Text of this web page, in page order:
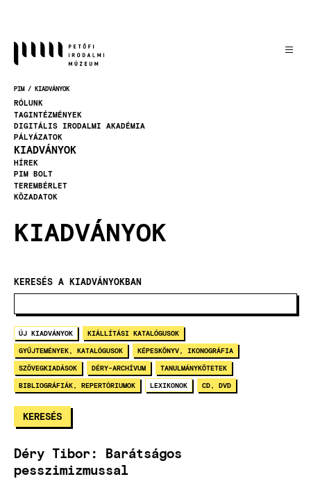
MORZSA
PIM KIADVÁNYOK
RÓLUNK
TAGINTÉZMÉNYEK
DIGITÁLIS IRODALMI AKADÉMIA
PÁLYÁZATOK
KIADVÁNYOK
HÍREK
PIM BOLT
TEREMBÉRLET
KÖZADATOK
KIADVÁNYOK
KERESÉS A KIADVÁNYOKBAN
ÚJ KIADVÁNYOK KIÁLLÍTÁSI KATALÓGUSOK
GYŰJTEMÉNYEK, KATALÓGUSOK KÉPESKÖNYV, IKONOGRÁFIA
SZÖVEGKIADÁSOK DÉRY-ARCHÍVUM TANULMÁNYKÖTETEK
BIBLIOGRÁFIÁK, REPERTÓRIUMOK LEXIKONOK CD, DVD
Déry Tibor: Barátságos
pesszimizmussal